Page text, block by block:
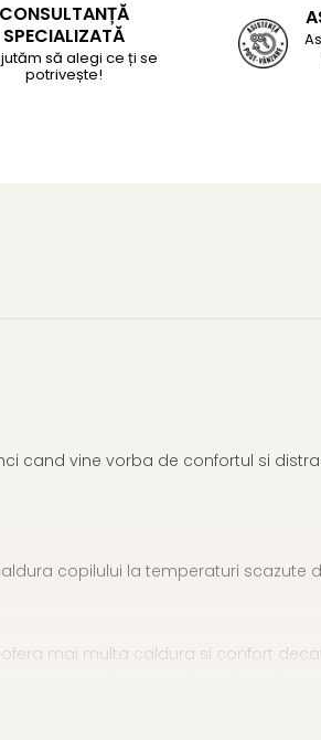
CONSULTANȚĂ
SPECIALIZATĂ
să alegi ce ți se
potrivește!
cand vine vorba de confortul si
copilului la temperaturi
mai multa caldura si confort